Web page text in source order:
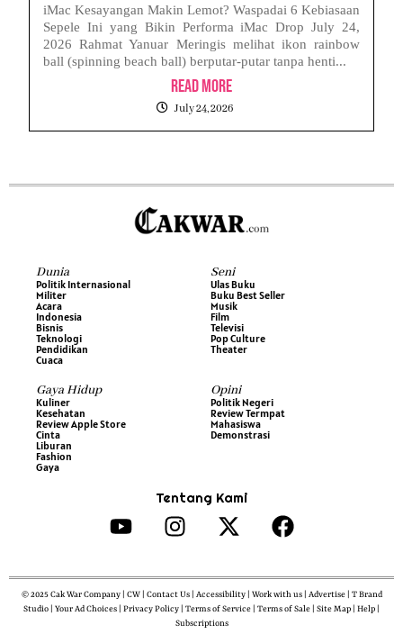
iMac Kesayangan Makin Lemot? Waspadai 6 Kebiasaan
Sepele Ini yang Bikin Performa iMac Drop July 24,
2026 Rahmat Yanuar Meringis melihat ikon rainbow
ball (spinning beach ball) berputar-putar tanpa henti...
Read More
July 24, 2026
Dunia
Politik Internasional
Militer
Acara
Indonesia
Bisnis
Teknologi
Pendidikan
Cuaca
Seni
Ulas Buku
Buku Best Seller
Musik
Film
Televisi
Pop Culture
Theater
Gaya Hidup
Kuliner
Kesehatan
Review Apple Store
Cinta
Liburan
Fashion
Gaya
Opini
Politik Negeri
Review Termpat
Mahasiswa
Demonstrasi
Tentang Kami
© 2025 Cak War Company | CW | Contact Us | Accessibility | Work with us | Advertise | T Brand
Studio | Your Ad Choices | Privacy Policy | Terms of Service | Terms of Sale | Site Map | Help |
Subscriptions